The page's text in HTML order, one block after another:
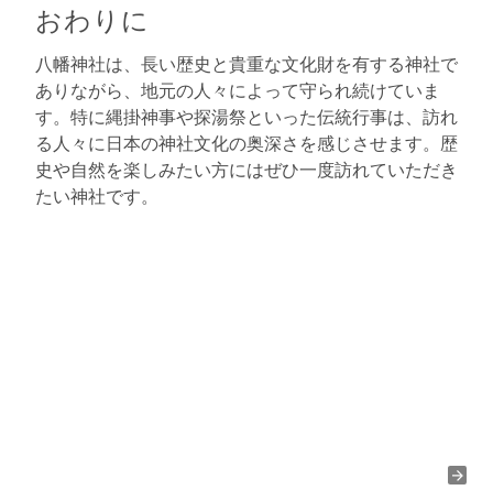
おわりに
八幡神社は、長い歴史と貴重な文化財を有する神社で
ありながら、地元の人々によって守られ続けていま
す。特に縄掛神事や探湯祭といった伝統行事は、訪れ
る人々に日本の神社文化の奥深さを感じさせます。歴
史や自然を楽しみたい方にはぜひ一度訪れていただき
たい神社です。